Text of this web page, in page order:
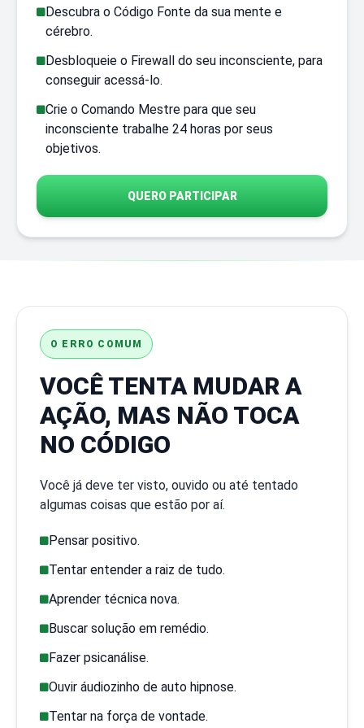
Descubra o Código Fonte da sua mente e
cérebro.
Desbloqueie o Firewall do seu inconsciente, para
conseguir acessá-lo.
Crie o Comando Mestre para que seu
inconsciente trabalhe 24 horas por seus
objetivos.
QUERO PARTICIPAR
O ERRO COMUM
VOCÊ TENTA MUDAR A
AÇÃO, MAS NÃO TOCA
NO CÓDIGO
Você já deve ter visto, ouvido ou até tentado
algumas coisas que estão por aí.
Pensar positivo.
Tentar entender a raiz de tudo.
Aprender técnica nova.
Buscar solução em remédio.
Fazer psicanálise.
Ouvir áudiozinho de auto hipnose.
Tentar na força de vontade.